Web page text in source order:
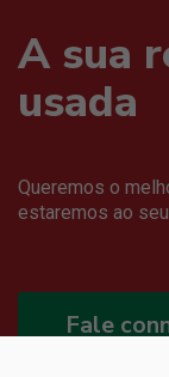
A sua
usada
Queremos o
estaremos ao
Fale